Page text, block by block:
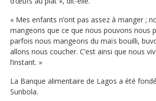
« Mes enfants n’ont pas assez à manger ;
mangeons que ce que nous pouvons nous
parfois nous mangeons du maïs bouilli,
allons nous coucher. C’est ainsi que nous
l’instant. »
La Banque alimentaire de Lagos a été
Sunbola.